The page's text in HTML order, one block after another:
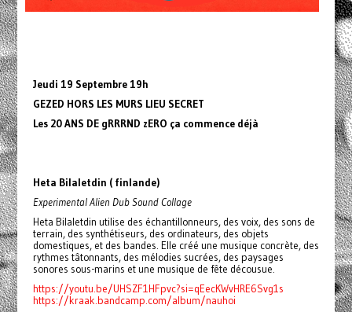
Jeudi 19 Septembre 19h
GEZED HORS LES MURS LIEU SECRET
Les 20 ANS DE gRRRND zERO ça commence déjà
Heta Bilaletdin ( finlande)
Experimental Alien Dub Sound Collage
Heta Bilaletdin utilise des échantillonneurs, des voix, des sons de
terrain, des synthétiseurs, des ordinateurs, des objets
domestiques, et des bandes. Elle créé une musique concrète, des
rythmes tâtonnants, des mélodies sucrées, des paysages
sonores sous-marins et une musique de fête décousue.
https://youtu.be/UHSZF1HFpvc?si=qEecKWvHRE6Svg1s
https://kraak.bandcamp.com/album/nauhoi